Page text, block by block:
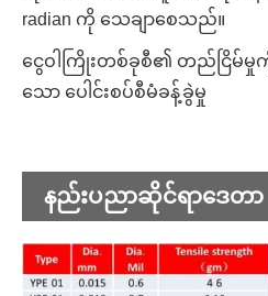
radian ကို သေချာစေသည်။
ငွေဝါကြိုးတစ်ခုစီ၏ တည်ငြိမ်မှုကို
သော ပေါင်းစပ်စီမံခန့်ခွဲမှု
နည်းပညာဆိုင်ရာဒေတာ